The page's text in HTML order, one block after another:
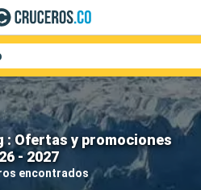
: Ofertas y promociones
- 2027
encontrados